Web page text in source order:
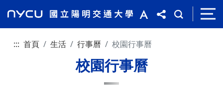
::: 首頁 生活 行事曆 校園行事曆
校園行事曆